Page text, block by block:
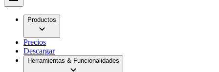
Productos
Precios
Descargar
Herramientas & Funcionalidades